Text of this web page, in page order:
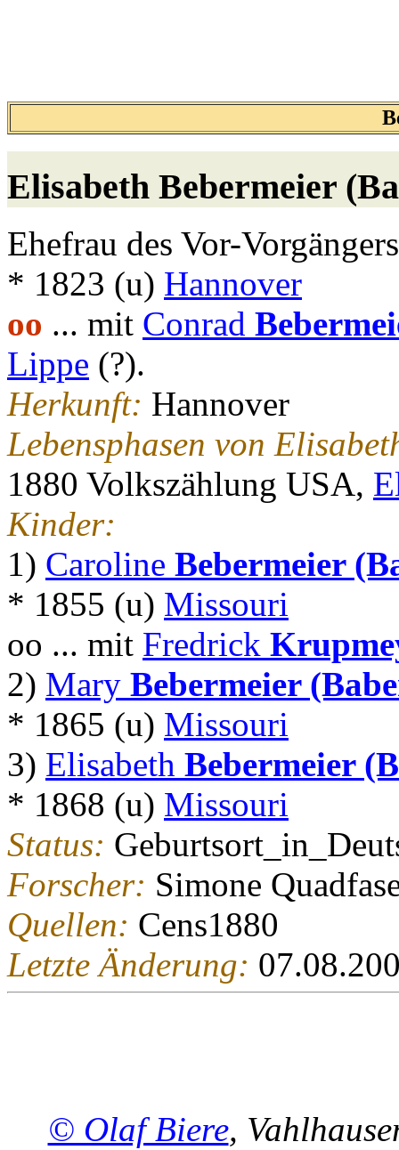
Elisabeth Bebermeier
Ehefrau des Vor-
* 1823 (u) Hannover
oo ... mit Conrad
Lippe (?).
Herkunft: Hannover
Lebensphasen von
1880 Volkszählung USA,
Kinder:
1) Caroline Bebermeier
* 1855 (u) Missouri
oo ... mit Fredrick
2) Mary Bebermeier
* 1865 (u) Missouri
3) Elisabeth Bebermeier
* 1868 (u) Missouri
Status:
Forscher: Simone
Quellen: Cens1880
Letzte Änderung:
© Olaf Biere,